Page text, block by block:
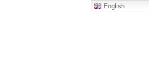
English